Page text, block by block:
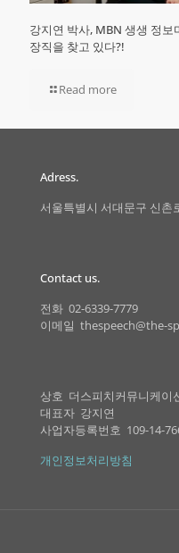
강지연 박사, MBN 생생 정
장직을 찾고 있다?!
Read more
Adress.
서울특별시 서대문구 신촌
Contact us.
전화 02-6339-7779
이메일 thespeech@the-
상호 더스피치커뮤니케이
대표자 강지연
사업자등록번호 109-14-
개인정보처리방침